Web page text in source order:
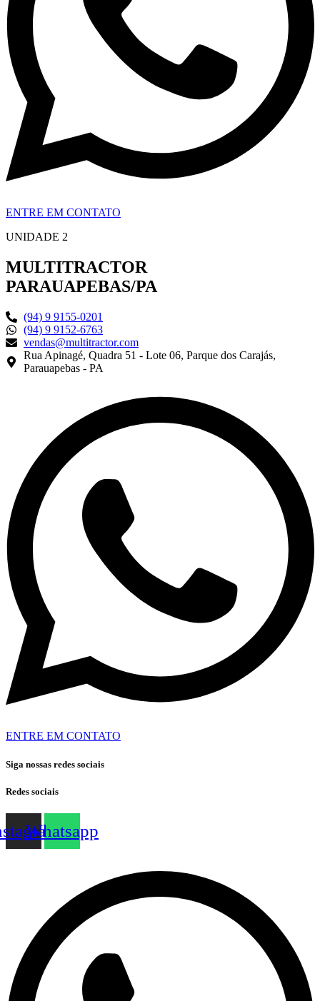
ENTRE EM CONTATO
UNIDADE 2
MULTITRACTOR
PARAUAPEBAS/PA
(94) 9 9155-0201
(94) 9 9152-6763
vendas@multitractor.com
Rua Apinagé, Quadra 51 - Lote 06, Parque dos Carajás,
Parauapebas - PA
ENTRE EM CONTATO
Siga nossas redes sociais
Redes sociais
Whatsapp